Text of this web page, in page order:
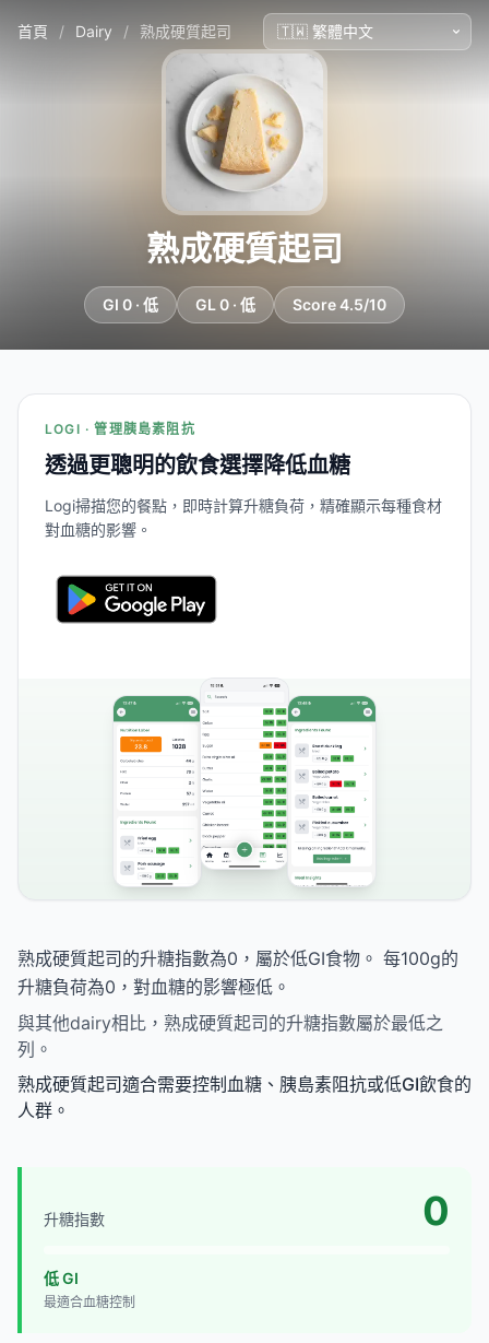
首頁 / Dairy / 熟成硬質起司
熟成硬質起司
GI 0 · 低 GL 0 · 低 Score 4.5/10
LOGI · 管理胰島素阻抗
透過更聰明的飲食選擇降低血糖
Logi掃描您的餐點，即時計算升糖負荷，精確顯示每種食材
對血糖的影響。
熟成硬質起司的升糖指數為0，屬於低GI食物。 每100g的
升糖負荷為0，對血糖的影響極低。
與其他dairy相比，熟成硬質起司的升糖指數屬於最低之
列。
熟成硬質起司適合需要控制血糖、胰島素阻抗或低GI飲食的
人群。
升糖指數 0
低 GI
最適合血糖控制